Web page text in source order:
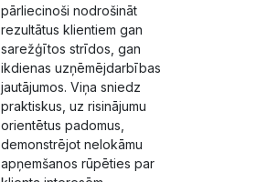
pārliecinoši nodrošināt
rezultātus klientiem gan
sarežģītos strīdos, gan
ikdienas uzņēmējdarbības
jautājumos. Viņa sniedz
praktiskus, uz risinājumu
orientētus padomus,
demonstrējot nelokāmu
apņemšanos rūpēties par